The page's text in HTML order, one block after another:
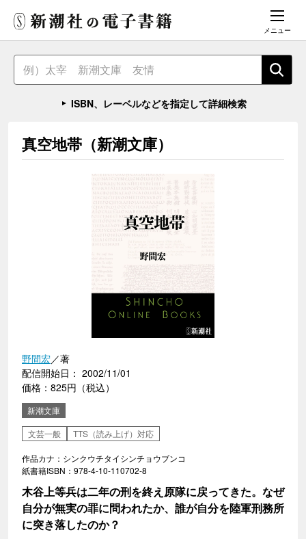
メニュー
ISBN、レーベルなどを指定して詳細検索
真空地帯（新潮文庫）
野間宏／著
配信開始日： 2002/11/01
価格：825円（税込）
新潮文庫
文芸一般
TTS（読み上げ）対応
作品カナ：シンクウチタイシンチョウブンコ
紙書籍ISBN：978-4-10-110702-8
木谷上等兵は二年の刑を終え原隊に戻ってきた。なぜ
自分が無実の罪に問われたか、誰が自分を陸軍刑務所
に突き落したのか？